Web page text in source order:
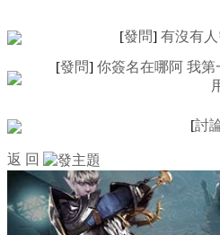
[發問] 有沒有
[發問] 你簽名在哪阿 我
[討
返 回